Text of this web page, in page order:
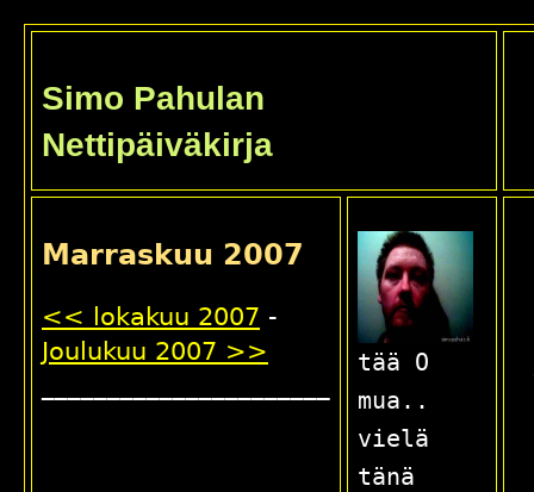
Simo Pahulan
Nettipäiväkirja
Marraskuu 2007
<< lokakuu 2007 -
Joulukuu 2007 >>
tää O
mua..
vielä
tänä